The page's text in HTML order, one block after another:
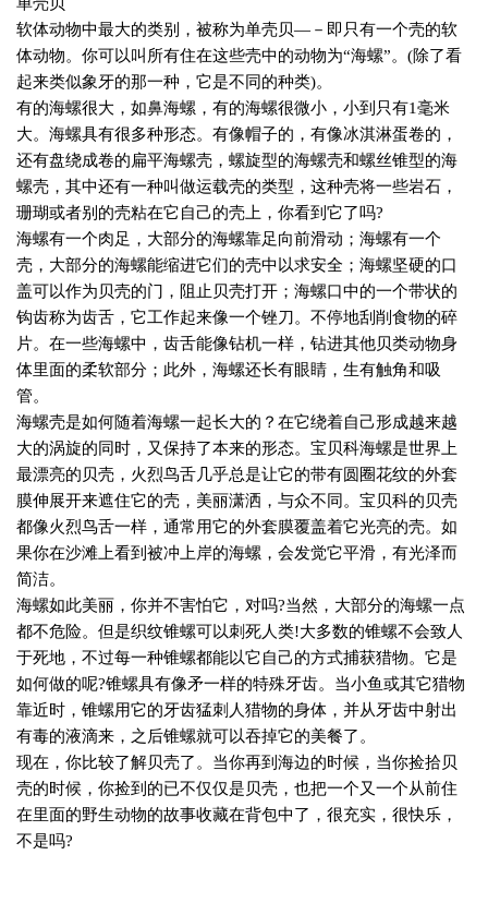
单壳贝
软体动物中最大的类别，被称为单壳贝—－即只有一个壳的软
体动物。你可以叫所有住在这些壳中的动物为“海螺”。 (除了看
起来类似象牙的那一种，它是不同的种类)。
有的海螺很大，如鼻海螺，有的海螺很微小，小到只有1毫米
大。海螺具有很多种形态。有像帽子的，有像冰淇淋蛋卷的，
还有盘绕成卷的扁平海螺壳，螺旋型的海螺壳和螺丝锥型的海
螺壳，其中还有一种叫做运载壳的类型，这种壳将一些岩石，
珊瑚或者别的壳粘在它自己的壳上，你看到它了吗?
海螺有一个肉足，大部分的海螺靠足向前滑动；海螺有一个
壳，大部分的海螺能缩进它们的壳中以求安全；海螺坚硬的口
盖可以作为贝壳的门，阻止贝壳打开；海螺口中的一个带状的
钩齿称为齿舌，它工作起来像一个锉刀。不停地刮削食物的碎
片。在一些海螺中，齿舌能像钻机一样，钻进其他贝类动物身
体里面的柔软部分；此外，海螺还长有眼睛，生有触角和吸
管。
海螺壳是如何随着海螺一起长大的？在它绕着自己形成越来越
大的涡旋的同时，又保持了本来的形态。宝贝科海螺是世界上
最漂亮的贝壳，火烈鸟舌几乎总是让它的带有圆圈花纹的外套
膜伸展开来遮住它的壳，美丽潇洒，与众不同。宝贝科的贝壳
都像火烈鸟舌一样，通常用它的外套膜覆盖着它光亮的壳。如
果你在沙滩上看到被冲上岸的海螺，会发觉它平滑，有光泽而
简洁。
海螺如此美丽，你并不害怕它，对吗?当然，大部分的海螺一点
都不危险。但是织纹锥螺可以刺死人类!大多数的锥螺不会致人
于死地，不过每一种锥螺都能以它自己的方式捕获猎物。它是
如何做的呢?锥螺具有像矛一样的特殊牙齿。当小鱼或其它猎物
靠近时，锥螺用它的牙齿猛刺人猎物的身体，并从牙齿中射出
有毒的液滴来，之后锥螺就可以吞掉它的美餐了。
现在，你比较了解贝壳了。当你再到海边的时候，当你捡拾贝
壳的时候，你捡到的已不仅仅是贝壳，也把一个又一个从前住
在里面的野生动物的故事收藏在背包中了，很充实，很快乐，
不是吗?